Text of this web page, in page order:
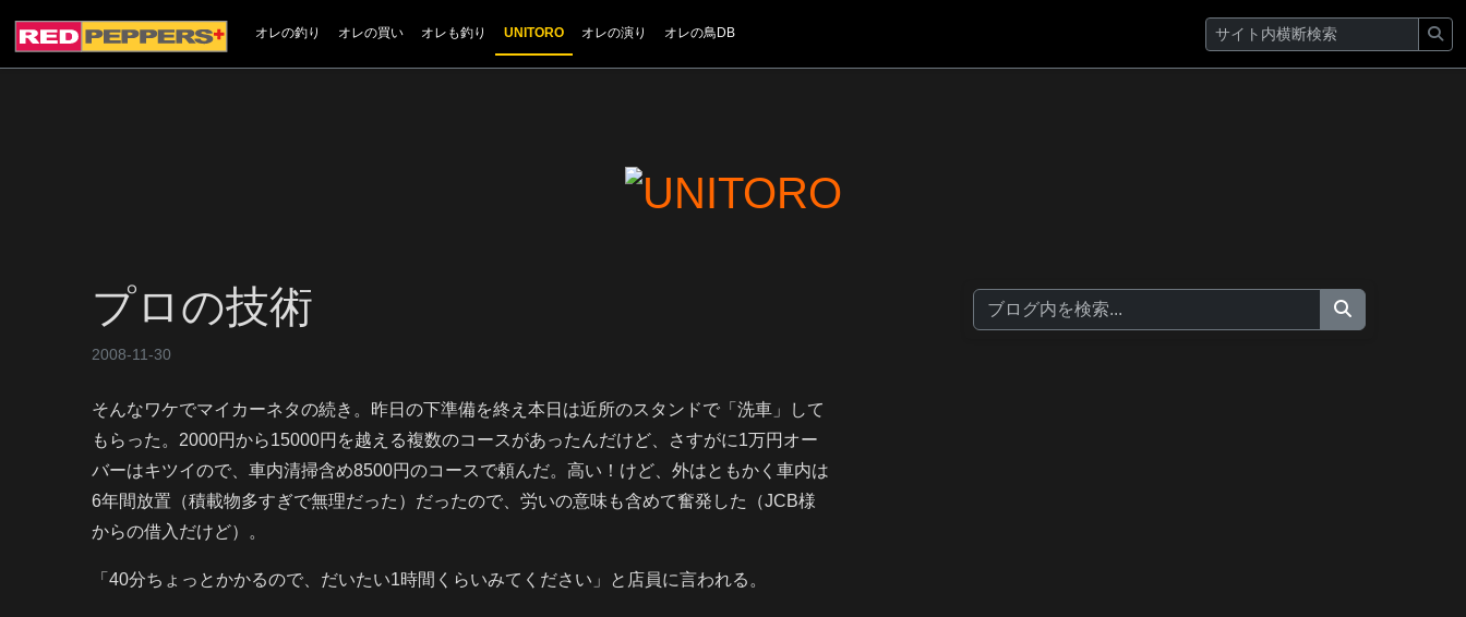
オレの釣り オレの買い オレも釣り UNITORO オレの演り オレの鳥DB
プロの技術
2008-11-30
そんなワケでマイカーネタの続き。昨日の下準備を終え本日は近所のスタンドで「洗車」して
もらった。2000円から15000円を越える複数のコースがあったんだけど、さすがに1万円オー
バーはキツイので、車内清掃含め8500円のコースで頼んだ。高い！けど、外はともかく車内は
6年間放置（積載物多すぎで無理だった）だったので、労いの意味も含めて奮発した（JCB様
からの借入だけど）。
「40分ちょっとかかるので、だいたい1時間くらいみてください」と店員に言われる。